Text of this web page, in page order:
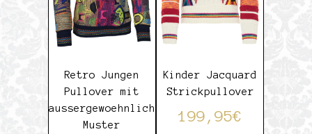
Retro Jungen
Pullover mit
aussergewoehnlichem
Muster
Kinder Jacquard
Strickpullover
199,95€